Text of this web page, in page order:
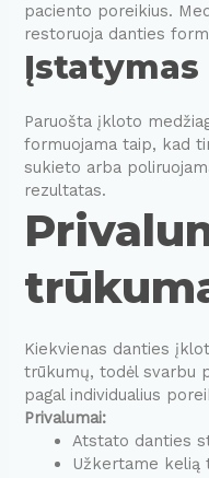
paciento poreikius.
restoruoja danties
Įstatymas
Paruošta įkloto
formuojama taip, kad
sukieto arba
rezultatas.
Kiekvienas danties
trūkumų, todėl svarbu
pagal individualius
Privalumai:
Atstato danties
Užkertame kelią